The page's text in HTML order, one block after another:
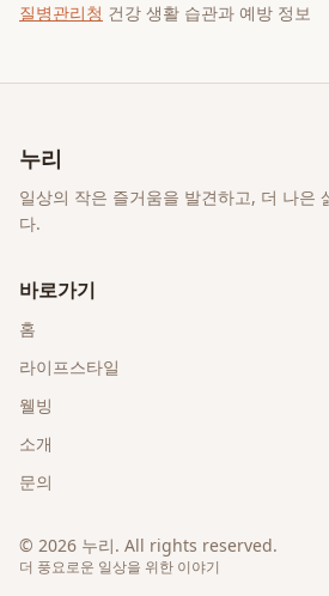
질병관리청 건강 생활 습관과 예방 정보
누리
일상의 작은 즐거움을 발견하고, 더 나은
다.
바로가기
홈
라이프스타일
웰빙
소개
문의
© 2026 누리. All rights reserved.
더 풍요로운 일상을 위한 이야기